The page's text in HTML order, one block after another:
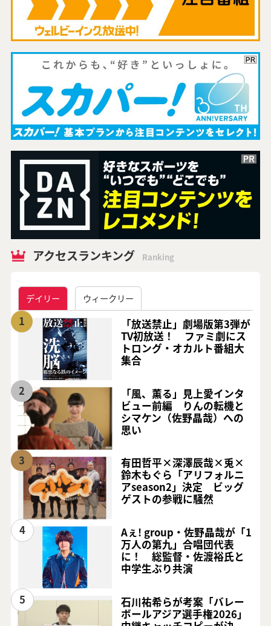
アクセスランキング Ranking
デイリー ウィークリー
1
「放送禁止」劇場版第3弾が
TV初放送！ ファミ劇にス
トロング・オカルト番組大
集合
2
「風、薫る」見上愛インタ
ビュー前編 りんの転機と
シマケン（佐野晶哉）への
思い
3
有田哲平×深澤辰哉×兎×
鈴木もぐら「アリフォルニ
アseason2」決定 ビッグ
ゲストの参戦に騒然
4
Aぇ! group・佐野晶哉が「1
万人の第九」合唱団代表
に！ 総監督・佐渡裕氏と
中学生ぶり共演
5
石川祐希らが考案「バレー
ボールアジア選手権2026」